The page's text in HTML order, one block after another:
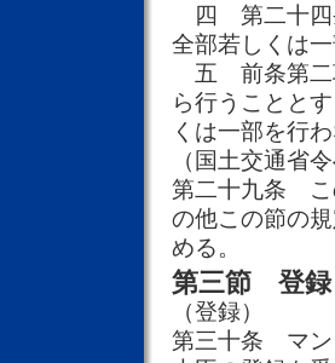
四 第二十四
全部若しくは
五 前条第二
ら行うことと
くは一部を行
（国土交通省
第二十九条 こ
の他この節の
める。
第三節 登録
（登録）
第三十条 マン